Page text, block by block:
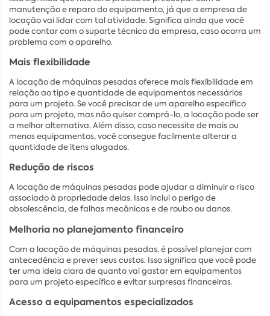
manutenção e reparo do equipamento, já que a empresa de
locação vai lidar com tal atividade. Significa ainda que você
pode contar com o suporte técnico da empresa, caso ocorra um
problema com o aparelho.
Mais flexibilidade
A locação de máquinas pesadas oferece mais flexibilidade em
relação ao tipo e quantidade de equipamentos necessários
para um projeto. Se você precisar de um aparelho específico
para um projeto, mas não quiser comprá-lo, a locação pode ser
a melhor alternativa. Além disso, caso necessite de mais ou
menos equipamentos, você consegue facilmente alterar a
quantidade de itens alugados.
Redução de riscos
A locação de máquinas pesadas pode ajudar a diminuir o risco
associado à propriedade delas. Isso inclui o perigo de
obsolescência, de falhas mecânicas e de roubo ou danos.
Melhoria no planejamento financeiro
Com a locação de máquinas pesadas, é possível planejar com
antecedência e prever seus custos. Isso significa que você pode
ter uma ideia clara de quanto vai gastar em equipamentos
para um projeto específico e evitar surpresas financeiras.
Acesso a equipamentos especializados